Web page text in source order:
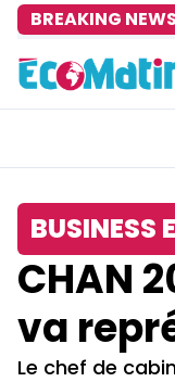
BREAKING NEWS
BUSINESS
CHAN
va
Le chef de